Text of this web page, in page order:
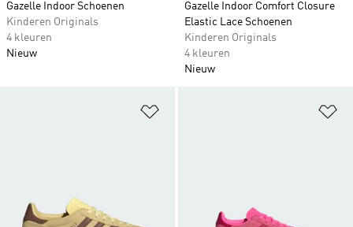
Gazelle Indoor Schoenen
Kinderen Originals
4 kleuren
Nieuw
Gazelle Indoor Comfort Closure
Elastic Lace Schoenen
Kinderen Originals
4 kleuren
Nieuw